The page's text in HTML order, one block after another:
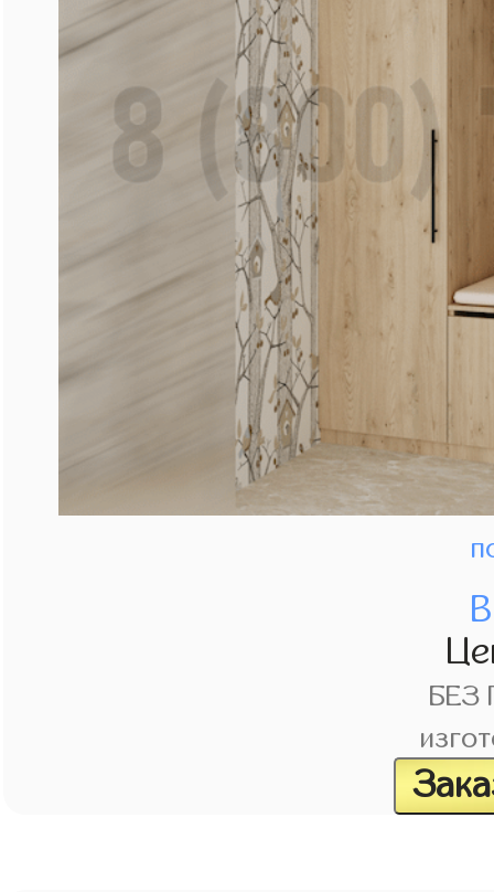
БЕЗ